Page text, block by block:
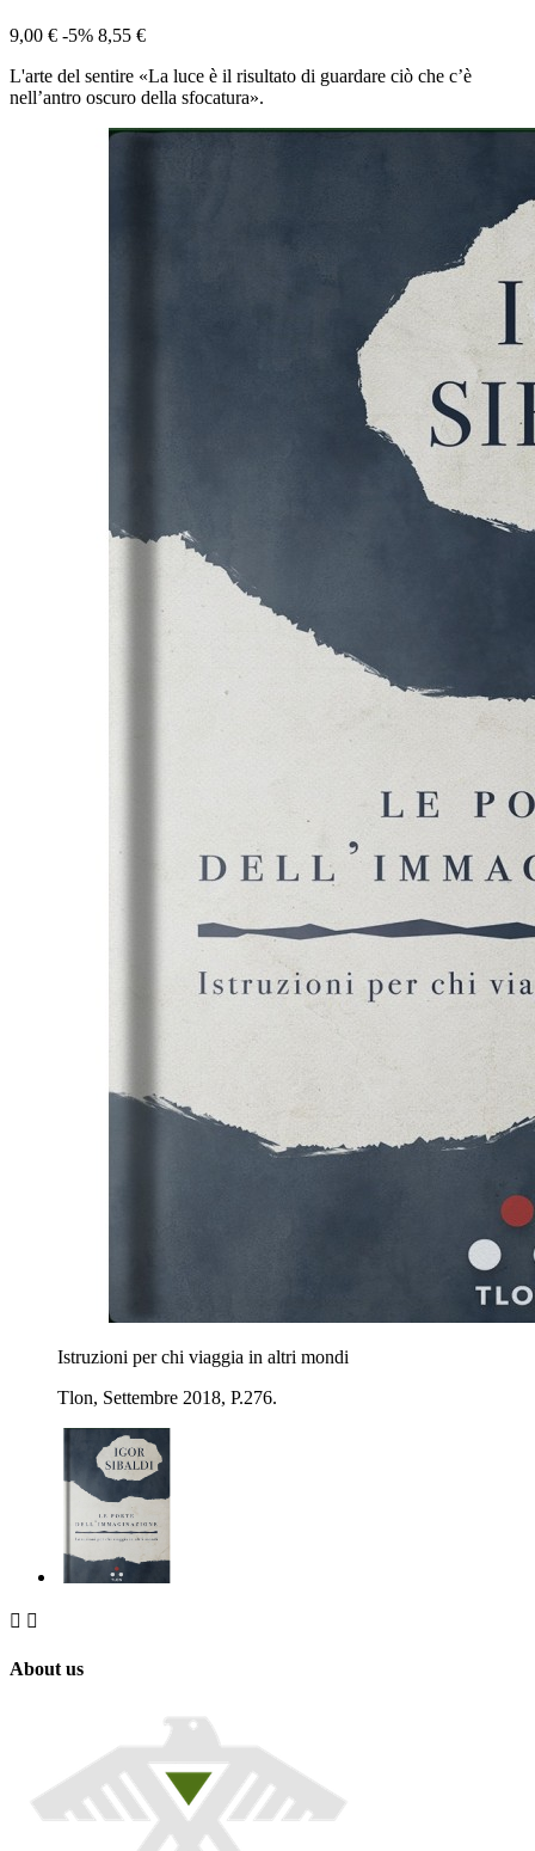
9,00 € -5% 8,55 €
L'arte del sentire «La luce è il risultato di guardare ciò che c’è
nell’antro oscuro della sfocatura».
Istruzioni per chi viaggia in altri mondi
Tlon, Settembre 2018, P.276.
 
About us